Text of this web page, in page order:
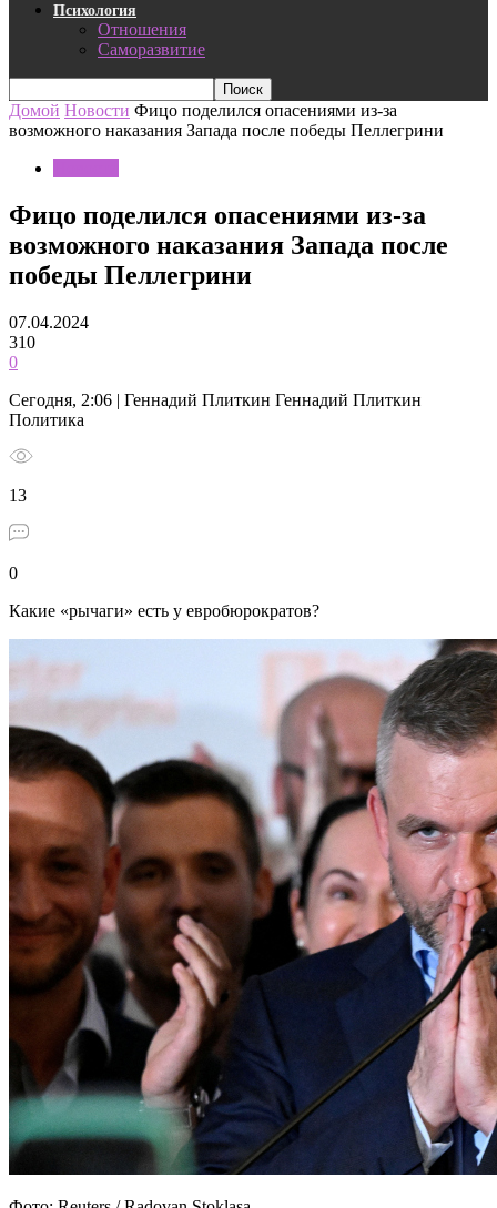
Психология
Отношения
Саморазвитие
Домой Новости Фицо поделился опасениями из-за
возможного наказания Запада после победы Пеллегрини
Фицо поделился опасениями из-за
возможного наказания Запада после
победы Пеллегрини
07.04.2024
310
0
Сегодня, 2:06 | Геннадий Плиткин Геннадий Плиткин
Политика
13
0
Какие «рычаги» есть у евробюрократов?